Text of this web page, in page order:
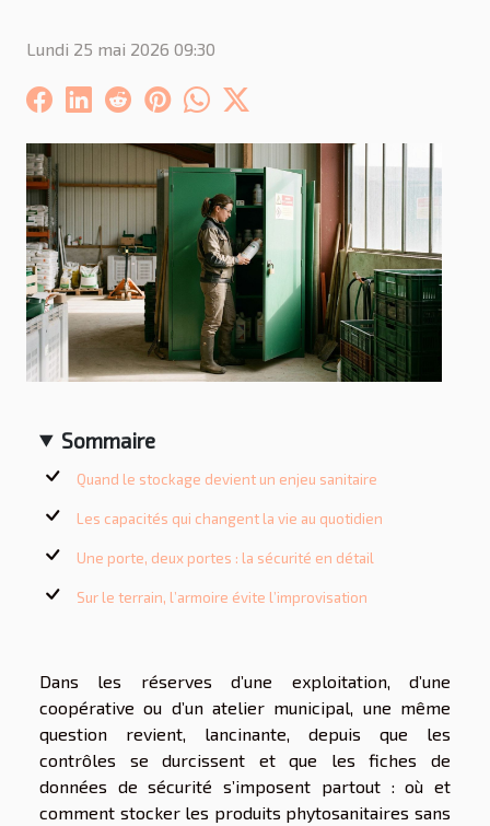
Lundi 25 mai 2026 09:30
Sommaire
Quand le stockage devient un enjeu sanitaire
Les capacités qui changent la vie au quotidien
Une porte, deux portes : la sécurité en détail
Sur le terrain, l’armoire évite l’improvisation
Dans les réserves d’une exploitation, d’une
coopérative ou d’un atelier municipal, une même
question revient, lancinante, depuis que les
contrôles se durcissent et que les fiches de
données de sécurité s’imposent partout : où et
comment stocker les produits phytosanitaires sans